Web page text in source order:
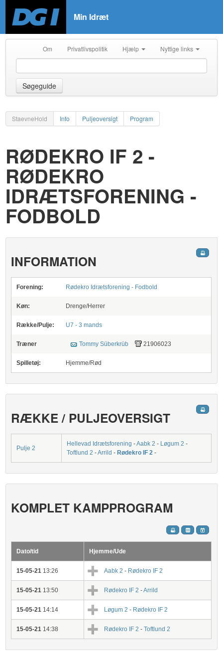
Min Idræt
Om Privatlivspolitik Hjælp Nyttige links
Søgeguide
StaevneHold Info Puljeoversigt Program
RØDEKRO IF 2 -
RØDEKRO
IDRÆTSFORENING -
FODBOLD
INFORMATION
Forening: Rødekro Idrætsforening - Fodbold
Køn: Drenge/Herrer
Række/Pulje: U7 - 3 mands
Træner Tommy Süberkrüb 21906023
Spilletøj: Hjemme/Rød
RÆKKE / PULJEOVERSIGT
Pulje 2
Hellevad Idrætsforening -Aabk 2 - Løgum 2 -
Toftlund 2 -Arrild - Rødekro IF 2 -
KOMPLET KAMPPROGRAM
Dato/tid Hjemme/Ude
15-05-21 13:26 Aabk 2 - Rødekro IF 2
15-05-21 13:50 Rødekro IF 2 -Arrild
15-05-21 14:14 Løgum 2 - Rødekro IF 2
15-05-21 14:38 Rødekro IF 2 -Toftlund 2